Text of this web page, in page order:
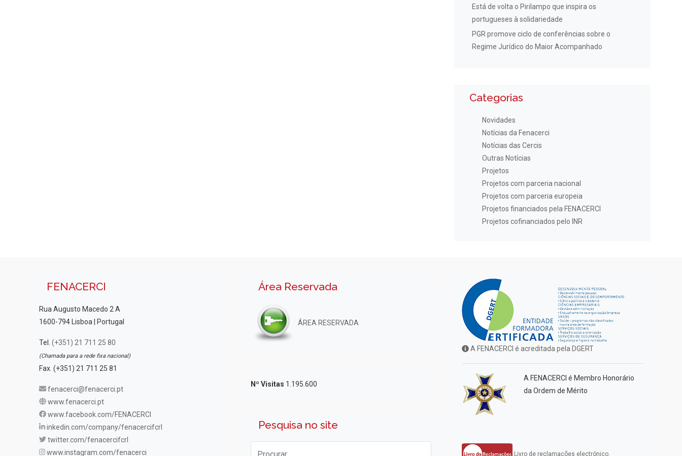
Está de volta o Pirilampo que inspira os
portugueses à solidariedade
PGR promove ciclo de conferências sobre o
Regime Jurídico do Maior Acompanhado
Categorias
Novidades
Notícias da Fenacerci
Notícias das Cercis
Outras Notícias
Projetos
Projetos com parceria nacional
Projetos com parceria europeia
Projetos financiados pela FENACERCI
Projetos cofinanciados pelo INR
FENACERCI
Rua Augusto Macedo 2 A
1600-794 Lisboa | Portugal
Tel. (+351) 21 711 25 80
(Chamada para a rede fixa nacional)
Fax. (+351) 21 711 25 81
fenacerci@fenacerci.pt
www.fenacerci.pt
www.facebook.com/FENACERCI
inkedin.com/company/fenacercifcrl
twitter.com/fenacercifcrl
www.instagram.com/fenacerci
Área Reservada
ÁREA RESERVADA
Nº Visitas 1.195.600
Pesquisa no site
A FENACERCI é acreditada pela DGERT
A FENACERCI é Membro Honorário
da Ordem de Mérito
Livro de reclamações electrónico.